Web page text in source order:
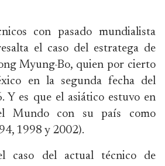
con pasado mundialista
el caso del estratega de
Myung-Bo, quien por cierto
en la segunda fecha del
Y es que el asiático estuvo en
Mundo con su país como
1998 y 2002).
caso del actual técnico de